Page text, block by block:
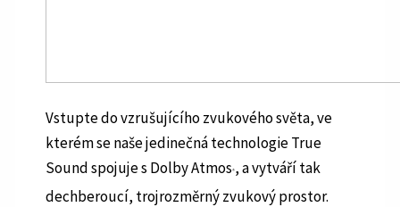
Vstupte do vzrušujícího zvukového světa, ve
kterém se naše jedinečná technologie True
Sound spojuje s Dolby Atmos®, a vytváří tak
dechberoucí, trojrozměrný zvukový prostor.